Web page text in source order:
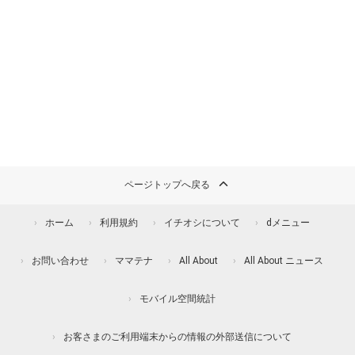
ページトップへ戻る
ホーム 利用規約 イチオシについて dメニュー
お問い合わせ ママテナ All About All About ニュース
モバイル空間統計
お客さまのご利用端末からの情報の外部送信について